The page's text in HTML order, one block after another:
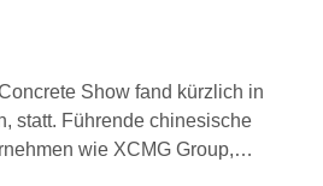
Show fand kürzlich in
statt. Führende chinesische
wie XCMG Group,